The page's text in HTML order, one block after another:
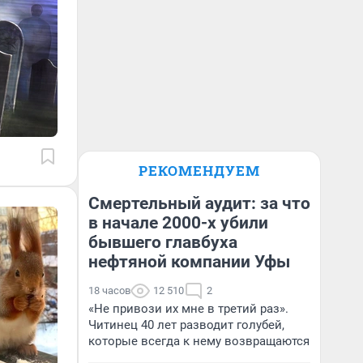
РЕКОМЕНДУЕМ
Смертельный аудит: за что
в начале 2000-х убили
бывшего главбуха
нефтяной компании Уфы
18 часов 12 510 2
«Не привози их мне в третий раз».
Читинец 40 лет разводит голубей,
которые всегда к нему возвращаются